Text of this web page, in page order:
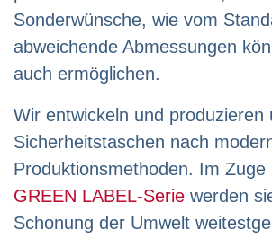
Sonderwünsche, wie vom
abweichende Abmessungen
auch ermöglichen.
Wir entwickeln und produzieren
Sicherheitstaschen nach
Produktionsmethoden. Im Zuge
GREEN LABEL-Serie werden
Schonung der Umwelt